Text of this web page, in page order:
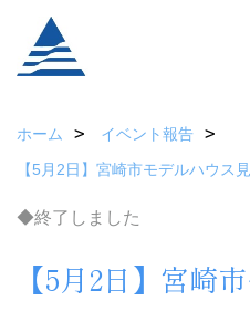
ホーム
イベント報告
【5月2日】宮崎市モデルハウス
◆終了しました
【5月2日】宮崎